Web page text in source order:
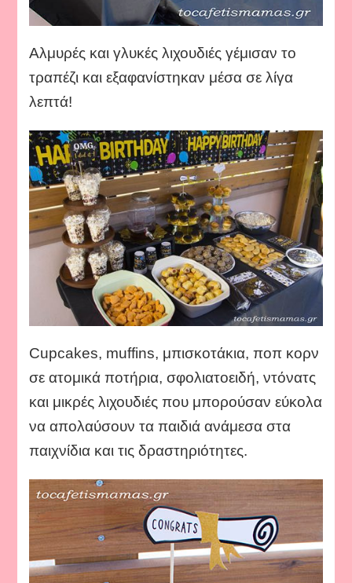
Αλμυρές και γλυκές λιχουδιές γέμισαν το
τραπέζι και εξαφανίστηκαν μέσα σε λίγα
λεπτά!
Cupcakes, muffins, μπισκοτάκια, ποπ κορν
σε ατομικά ποτήρια, σφολιατοειδή, ντόνατς
και μικρές λιχουδιές που μπορούσαν εύκολα
να απολαύσουν τα παιδιά ανάμεσα στα
παιχνίδια και τις δραστηριότητες.